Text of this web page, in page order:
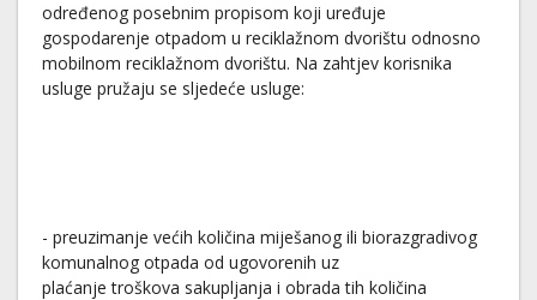
određenog posebnim propisom koji uređuje
gospodarenje otpadom u reciklažnom dvorištu odnosno
mobilnom reciklažnom dvorištu. Na zahtjev korisnika
usluge pružaju se sljedeće usluge:
- preuzimanje većih količina miješanog ili biorazgradivog
komunalnog otpada od ugovorenih uz
plaćanje troškova sakupljanja i obrada tih količina